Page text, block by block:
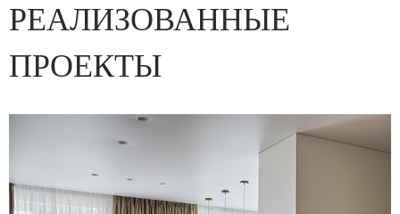
РЕАЛИЗОВАННЫЕ
ПРОЕКТЫ